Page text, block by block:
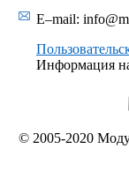
E–mail:
Информация
© 2005-2020